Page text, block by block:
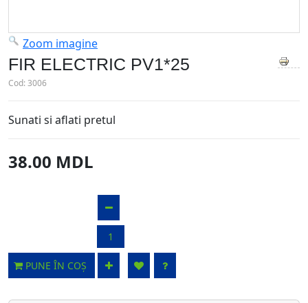
Zoom imagine
FIR ELECTRIC PV1*25
Cod:3006
Sunati si aflati pretul
38.00 MDL
PUNE ÎN COȘ